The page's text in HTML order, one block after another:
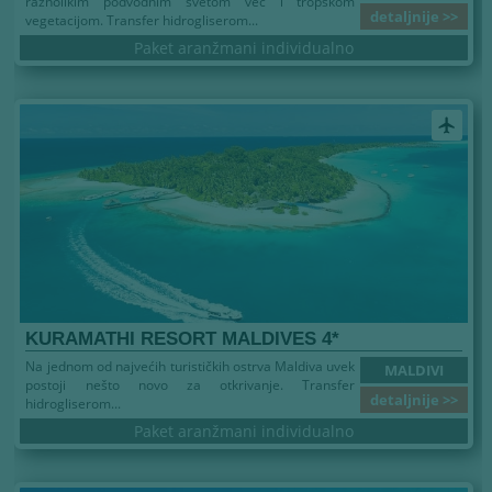
detaljnije >>
vegetacijom. Transfer hidrogliserom...
Paket aranžmani individualno
airplanemode_active
KURAMATHI RESORT MALDIVES 4*
MALDIVI
detaljnije >>
Na jednom od najvećih turističkih ostrva Maldiva uvek
postoji nešto novo za otkrivanje. Transfer
hidrogliserom...
Paket aranžmani individualno